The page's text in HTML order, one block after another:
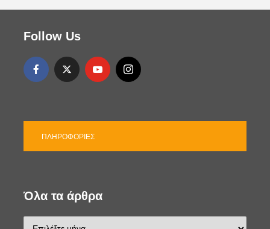
Follow Us
ΠΛΗΡΟΦΟΡΊΕΣ
Όλα τα άρθρα